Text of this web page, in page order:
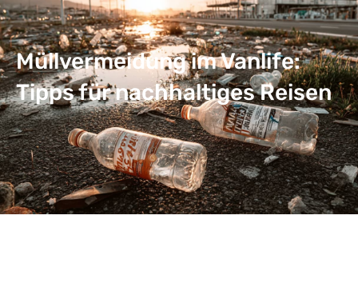
Müllvermeidung im Vanlife:
Tipps für nachhaltiges Reisen